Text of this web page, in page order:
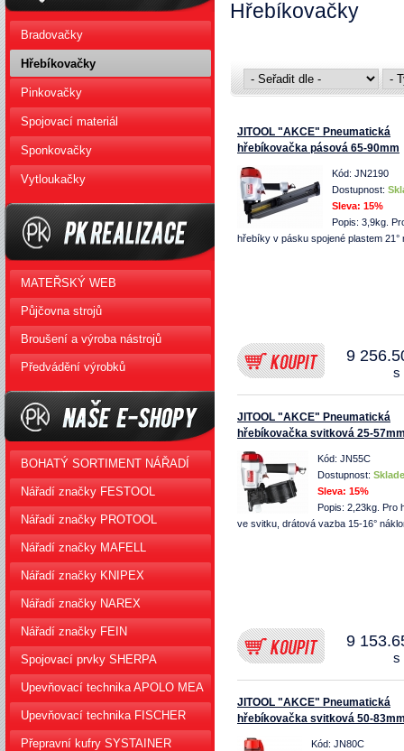
Produkty
Bradovačky
Hřebíkovačky
Pinkovačky
Spojovací materiál
Sponkovačky
Vytloukačky
PK Realizace
MATEŘSKÝ WEB
Půjčovna strojů
Broušení a výroba nástrojů
Předvádění výrobků
Naše e-shopy
BOHATÝ SORTIMENT NÁŘADÍ
Nářadí značky FESTOOL
Nářadí značky PROTOOL
Nářadí značky MAFELL
Nářadí značky KNIPEX
Nářadí značky NAREX
Nářadí značky FEIN
Spojovací prvky SHERPA
Upevňovací technika APOLO MEA
Upevňovací technika FISCHER
Přepravní kufry SYSTAINER
Hřebíkovačky
JITOOL "AKCE" Pneumatická
hřebíkovačka pásová 65-90mm
Kód: JN2190
Dostupnost:
Sleva: 15%
Popis: 3,9kg.
hřebíky v pásku spojené plastem 21°
9
s
JITOOL "AKCE" Pneumatická
hřebíkovačka svitková 25-
Kód: JN55C
Dostupnost:
Sleva: 15%
Popis: 2,23kg. Pro
ve svitku, drátová vazba 15-16°
9
s
JITOOL "AKCE" Pneumatická
hřebíkovačka svitková 50-
Kód: JN80C